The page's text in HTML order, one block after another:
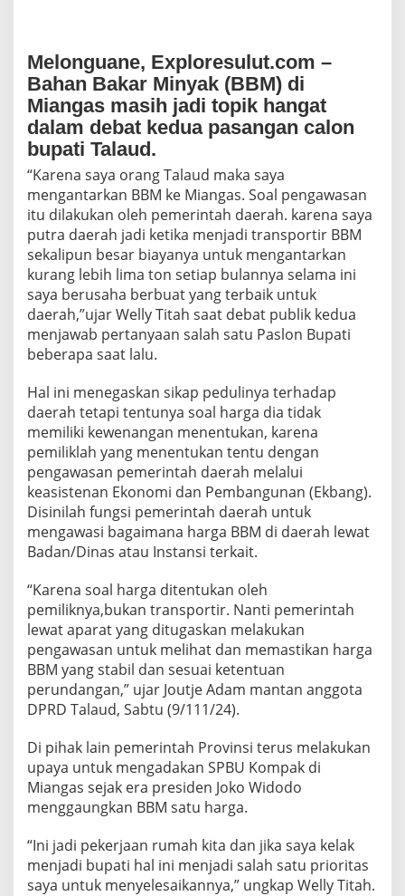
Melonguane, Exploresulut.com –
Bahan Bakar Minyak (BBM) di
Miangas masih jadi topik hangat
dalam debat kedua pasangan calon
bupati Talaud.
“Karena saya orang Talaud maka saya
mengantarkan BBM ke Miangas. Soal pengawasan
itu dilakukan oleh pemerintah daerah. karena saya
putra daerah jadi ketika menjadi transportir BBM
sekalipun besar biayanya untuk mengantarkan
kurang lebih lima ton setiap bulannya selama ini
saya berusaha berbuat yang terbaik untuk
daerah,”ujar Welly Titah saat debat publik kedua
menjawab pertanyaan salah satu Paslon Bupati
beberapa saat lalu.
Hal ini menegaskan sikap pedulinya terhadap
daerah tetapi tentunya soal harga dia tidak
memiliki kewenangan menentukan, karena
pemiliklah yang menentukan tentu dengan
pengawasan pemerintah daerah melalui
keasistenan Ekonomi dan Pembangunan (Ekbang).
Disinilah fungsi pemerintah daerah untuk
mengawasi bagaimana harga BBM di daerah lewat
Badan/Dinas atau Instansi terkait.
“Karena soal harga ditentukan oleh
pemiliknya,bukan transportir. Nanti pemerintah
lewat aparat yang ditugaskan melakukan
pengawasan untuk melihat dan memastikan harga
BBM yang stabil dan sesuai ketentuan
perundangan,” ujar Joutje Adam mantan anggota
DPRD Talaud, Sabtu (9/111/24).
Di pihak lain pemerintah Provinsi terus melakukan
upaya untuk mengadakan SPBU Kompak di
Miangas sejak era presiden Joko Widodo
menggaungkan BBM satu harga.
“Ini jadi pekerjaan rumah kita dan jika saya kelak
menjadi bupati hal ini menjadi salah satu prioritas
saya untuk menyelesaikannya,” ungkap Welly Titah.